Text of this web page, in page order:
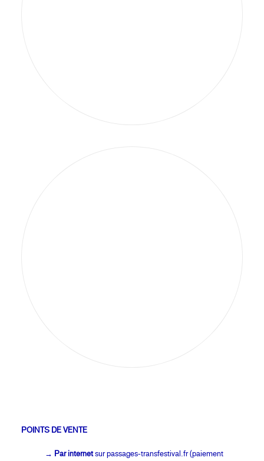
POINTS DE VENTE
→ Par internetsur passages-transfestival.fr (paiement